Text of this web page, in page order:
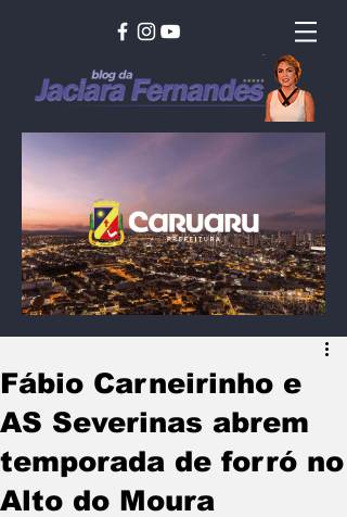
Fábio Carneirinho e
AS Severinas abrem
temporada de forró no
Alto do Moura